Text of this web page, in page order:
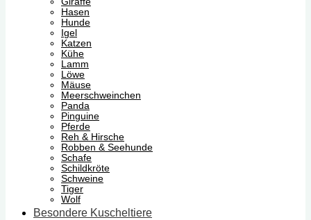
Hasen
Hunde
Igel
Katzen
Kühe
Lamm
Löwe
Mäuse
Meerschweinchen
Panda
Pinguine
Pferde
Reh & Hirsche
Robben & Seehunde
Schafe
Schildkröte
Schweine
Tiger
Wolf
Besondere Kuscheltiere